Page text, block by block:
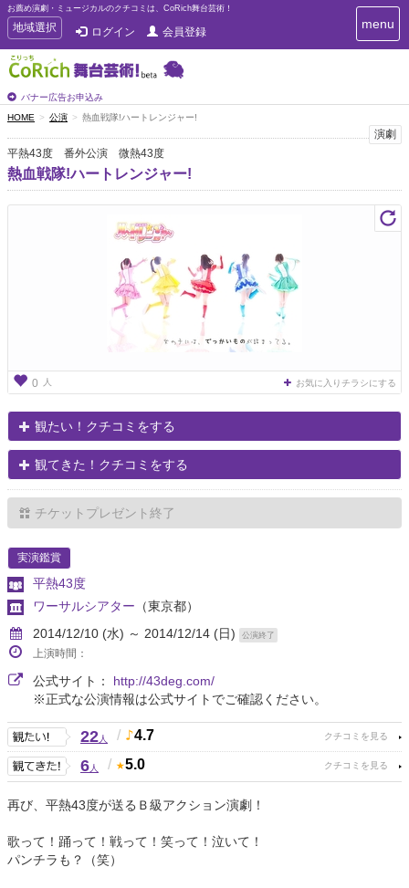
お薦め演劇・ミュージカルのクチコミは、CoRich舞台芸術！
T
o
g
g
e
n
a
v
i
g
地域選択 ログイン 会員登録
バナー広告お申込み
T
o
i
g
menu
HOME 公演 熱血戦隊!ハートレンジャー!
演劇
平熱43度 番外公演 微熱43度
熱血戦隊!ハートレンジャー!
0 人 お気に入りチラシにする
観たい！クチコミをする
観てきた！クチコミをする
チケットプレゼント終了
実演鑑賞
平熱43度
ワーサルシアター （東京都）
2014/12/10 (水) ～ 2014/12/14 (日)
公演終了
上演時間：
公式サイト： http://43deg.com/
※正式な公演情報は公式サイトでご確認ください。
22人 / 4.7
6人 / 5.0
再び、平熱43度が送るＢ級アクション演劇！
歌って！踊って！戦って！笑って！泣いて！
パンチラも？（笑）